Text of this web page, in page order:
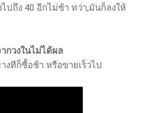
ถึง 40 อีกไม่ช้า ทว่า,มันก็ลงให้
กวงในไม่ได้ผล
งทีก็ซื้อช้า หรือขายเร็วไป